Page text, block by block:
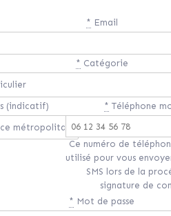
* Email
* Catégorie
(indicatif) * Téléphone
Ce numéro de
utilisé pour vous
SMS lors de la
signature de
* Mot de passe